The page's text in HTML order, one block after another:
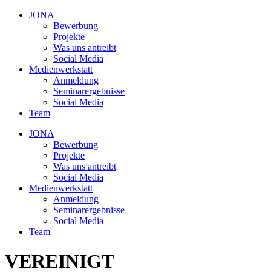
JONA
Bewerbung
Projekte
Was uns antreibt
Social Media
Medienwerkstatt
Anmeldung
Seminarergebnisse
Social Media
Team
JONA
Bewerbung
Projekte
Was uns antreibt
Social Media
Medienwerkstatt
Anmeldung
Seminarergebnisse
Social Media
Team
VEREINIGT